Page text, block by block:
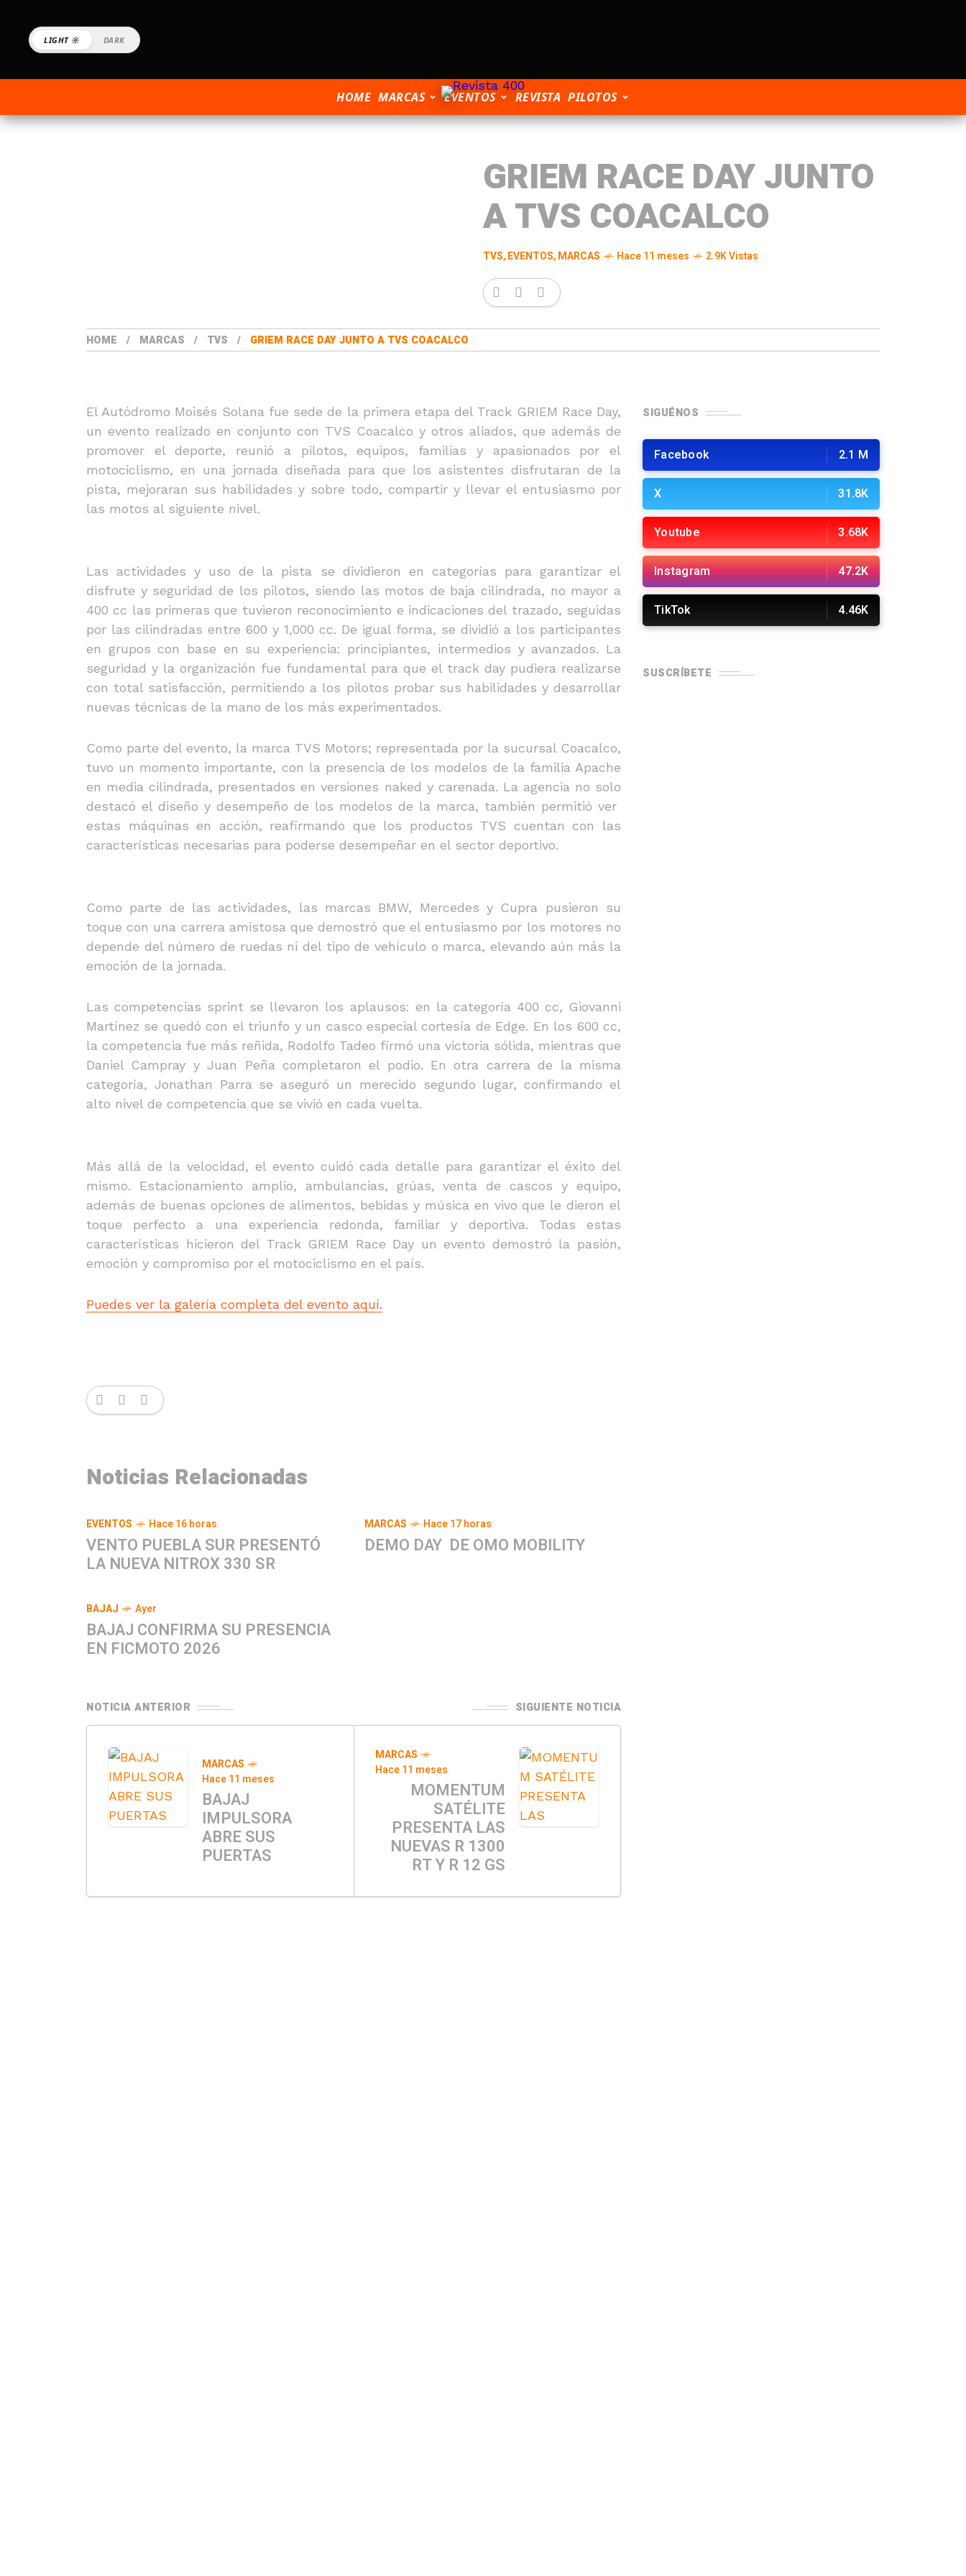
GRIEM RACE DAY JUNTO
A TVS COACALCO
TVS,EVENTOS,MARCAS Hace 11 meses 2.9K Vistas
HOME MARCAS TVS GRIEM RACE DAY JUNTO A TVS COACALCO
El Autódromo Moisés Solana fue sede de la primera etapa del Track GRIEM Race Day,
un evento realizado en conjunto con TVS Coacalco y otros aliados, que además de
promover el deporte, reunió a pilotos, equipos, familias y apasionados por el
motociclismo, en una jornada diseñada para que los asistentes disfrutaran de la
pista, mejoraran sus habilidades y sobre todo, compartir y llevar el entusiasmo por
las motos al siguiente nivel.
Las actividades y uso de la pista se dividieron en categorías para garantizar el
disfrute y seguridad de los pilotos, siendo las motos de baja cilindrada, no mayor a
400 cc las primeras que tuvieron reconocimiento e indicaciones del trazado, seguidas
por las cilindradas entre 600 y 1,000 cc. De igual forma, se dividió a los participantes
en grupos con base en su experiencia: principiantes, intermedios y avanzados. La
seguridad y la organización fue fundamental para que el track day pudiera realizarse
con total satisfacción, permitiendo a los pilotos probar sus habilidades y desarrollar
nuevas técnicas de la mano de los más experimentados.
Como parte del evento, la marca TVS Motors; representada por la sucursal Coacalco,
tuvo un momento importante, con la presencia de los modelos de la familia Apache
en media cilindrada, presentados en versiones naked y carenada. La agencia no solo
destacó el diseño y desempeño de los modelos de la marca, también permitió ver
estas máquinas en acción, reafirmando que los productos TVS cuentan con las
características necesarias para poderse desempeñar en el sector deportivo.
Como parte de las actividades, las marcas BMW, Mercedes y Cupra pusieron su
toque con una carrera amistosa que demostró que el entusiasmo por los motores no
depende del número de ruedas ni del tipo de vehículo o marca, elevando aún más la
emoción de la jornada.
Las competencias sprint se llevaron los aplausos: en la categoría 400 cc, Giovanni
Martínez se quedó con el triunfo y un casco especial cortesía de Edge. En los 600 cc,
la competencia fue más reñida, Rodolfo Tadeo firmó una victoria sólida, mientras que
Daniel Campray y Juan Peña completaron el podio. En otra carrera de la misma
categoría, Jonathan Parra se aseguró un merecido segundo lugar, confirmando el
alto nivel de competencia que se vivió en cada vuelta.
Más allá de la velocidad, el evento cuidó cada detalle para garantizar el éxito del
mismo. Estacionamiento amplio, ambulancias, grúas, venta de cascos y equipo,
además de buenas opciones de alimentos, bebidas y música en vivo que le dieron el
toque perfecto a una experiencia redonda, familiar y deportiva. Todas estas
características hicieron del Track GRIEM Race Day un evento demostró la pasión,
emoción y compromiso por el motociclismo en el país.
Puedes ver la galería completa del evento aquí.
Noticias Relacionadas
EVENTOS Hace 16 horas
VENTO PUEBLA SUR PRESENTÓ
LA NUEVA NITROX 330 SR
MARCAS Hace 17 horas
DEMO DAY DE OMO MOBILITY
BAJAJ Ayer
BAJAJ CONFIRMA SU PRESENCIA
EN FICMOTO 2026
NOTICIA ANTERIOR SIGUIENTE NOTICIA
MARCAS
Hace 11 meses
BAJAJ
IMPULSORA
ABRE SUS
PUERTAS
MARCAS
Hace 11 meses
MOMENTUM
SATÉLITE
PRESENTA LAS
NUEVAS R 1300
RT Y R 12 GS
SIGUÉNOS
Facebook 2.1 M
X 31.8K
Youtube 3.68K
Instagram 47.2K
TikTok 4.46K
SUSCRÍBETE
LIGHT ☼ DARK
HOME MARCAS EVENTOS REVISTA PILOTOS